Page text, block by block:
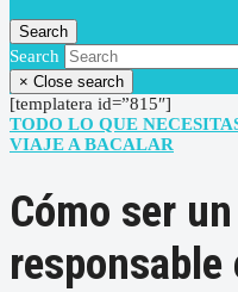
Search
Search
× Close search
[templatera id=”815″]
TODO LO QUE
VIAJE A BACALAR
Cómo ser
responsable